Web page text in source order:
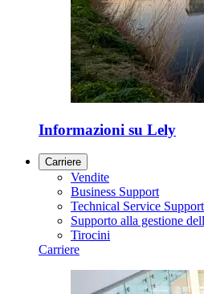
Informazioni su Lely
Carriere
Vendite
Business Support
Technical Service Support
Supporto alla gestione
Tirocini
Carriere